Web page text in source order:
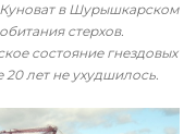
в Шурышкарском
стерхов.
состояние гнездовых
лет не ухудшилось.